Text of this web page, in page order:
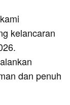
kelancaran
dan penuh